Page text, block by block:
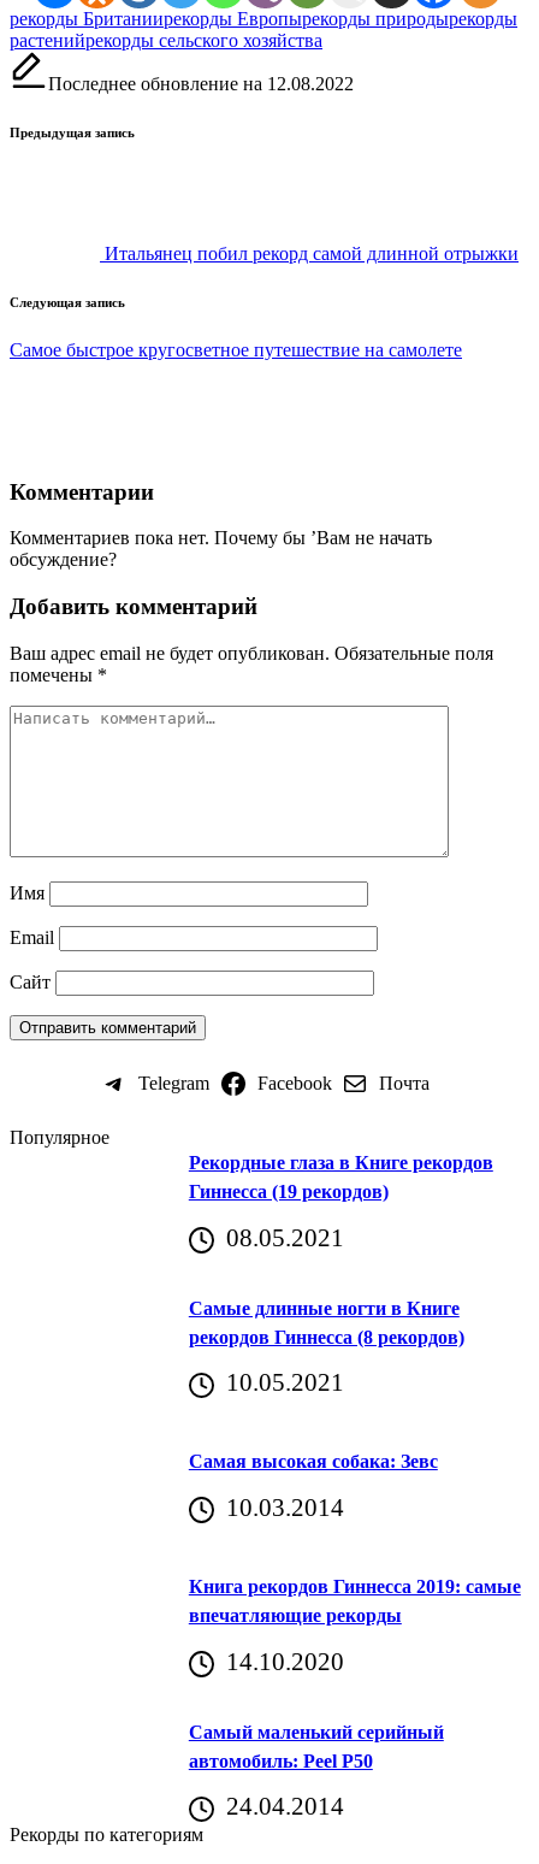
Метки:
рекорды Британиирекорды Европырекорды природырекорды
растенийрекорды сельского хозяйства
Последнее обновление на 12.08.2022
Навигация
Предыдущая запись
Итальянец побил рекорд самой длинной отрыжки
Следующая запись
Самое быстрое кругосветное путешествие на самолете
Комментарии
Комментариев пока нет. Почему бы ’Вам не начать
обсуждение?
Добавить комментарий
Ваш адрес email не будет опубликован. Обязательные поля
помечены *
Имя
Email
Сайт
Telegram Facebook Почта
Популярное
Рекордные глаза в Книге рекордов
Гиннесса (19 рекордов)
08.05.2021
Самые длинные ногти в Книге
рекордов Гиннесса (8 рекордов)
10.05.2021
Самая высокая собака: Зевс
10.03.2014
Книга рекордов Гиннесса 2019: самые
впечатляющие рекорды
14.10.2020
Самый маленький серийный
автомобиль: Peel P50
24.04.2014
Рекорды по категориям